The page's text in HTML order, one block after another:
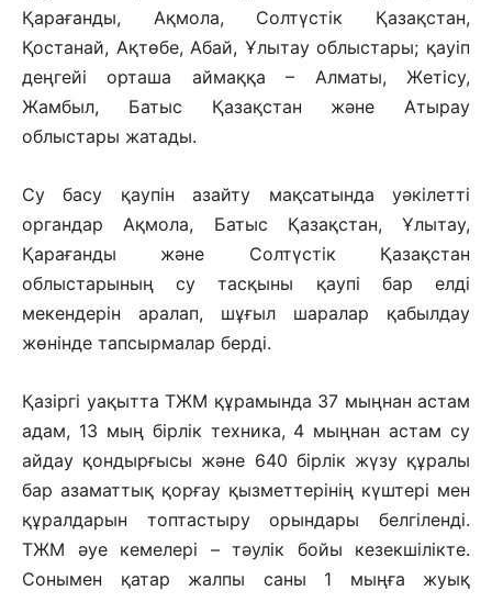
Қарағанды, Ақмола, Солтүстік Қазақстан,
Қостанай, Ақтөбе, Абай, Ұлытау облыстары; қауіп
деңгейі орташа аймаққа – Алматы, Жетісу,
Жамбыл, Батыс Қазақстан және Атырау
облыстары жатады.
Су басу қаупін азайту мақсатында уәкілетті
органдар Ақмола, Батыс Қазақстан, Ұлытау,
Қарағанды және Солтүстік Қазақстан
облыстарының су тасқыны қаупі бар елді
мекендерін аралап, шұғыл шаралар қабылдау
жөнінде тапсырмалар берді.
Қазіргі уақытта ТЖМ құрамында 37 мыңнан астам
адам, 13 мың бірлік техника, 4 мыңнан астам су
айдау қондырғысы және 640 бірлік жүзу құралы
бар азаматтық қорғау қызметтерінің күштері мен
құралдарын топтастыру орындары белгіленді.
ТЖМ әуе кемелері – тәулік бойы кезекшілікте.
Сонымен қатар жалпы саны 1 мыңға жуық